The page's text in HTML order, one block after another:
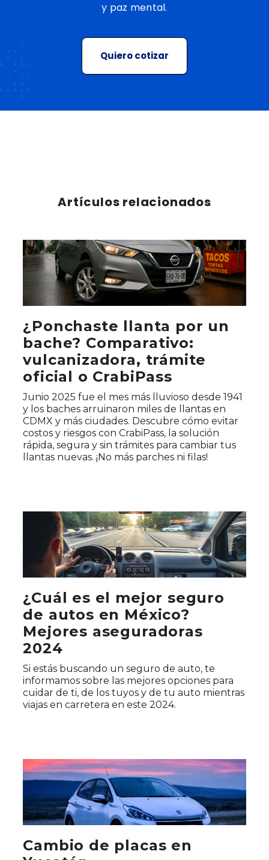
y paz mental.
Quiero cotizar
Artículos relacionados
¿Ponchaste llanta por un
bache? Comparativo:
vulcanizadora, trámite
oficial o CrabiPass
Junio 2025 fue el mes más lluvioso desde 1941
y los baches arruinaron miles de llantas en
CDMX y más ciudades. Descubre cómo evitar
costos y riesgos con CrabiPass, la solución
rápida, segura y sin trámites para cambiar tus
llantas nuevas. ¡No más parches ni filas!
¿Cuál es el mejor seguro
de autos en México?
Mejores aseguradoras
2024
Si estás buscando un seguro de auto, te
informamos sobre las mejores opciones para
cuidar de ti, de los tuyos y de tu auto mientras
viajas en carretera en este 2024.
Cambio de placas en